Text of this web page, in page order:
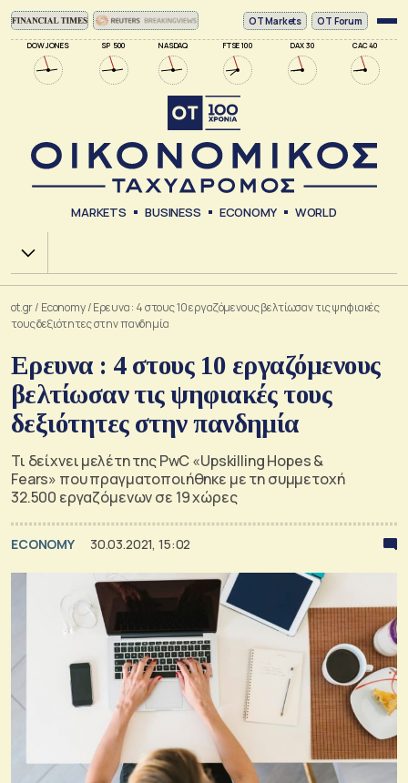
DOW JONES SP 500 NASDAQ FTSE 100 DAX 30 CAC 40
ΟΤ Markets OT Forum
MARKETS BUSINESS ECONOMY WORLD
Χ.Α.
ot.gr/ Economy/Ερευνα : 4 στους 10 εργαζόμενους βελτίωσαν τις ψηφιακές
τους δεξιότητες στην πανδημία
Ερευνα : 4 στους 10 εργαζόμενους
βελτίωσαν τις ψηφιακές τους
δεξιότητες στην πανδημία
Τι δείχνει μελέτη της PwC «Upskilling Hopes &
Fears» που πραγματοποιήθηκε με τη συμμετοχή
32.500 εργαζόμενων σε 19 χώρες
ECONOMY 30.03.2021, 15:02